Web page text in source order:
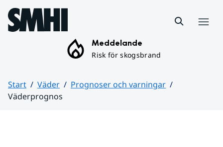
Hoppa till sidans innehåll
Meddelande
Risk för skogsbrand
Start Väder
Prognoser och varningar
Väderprognos